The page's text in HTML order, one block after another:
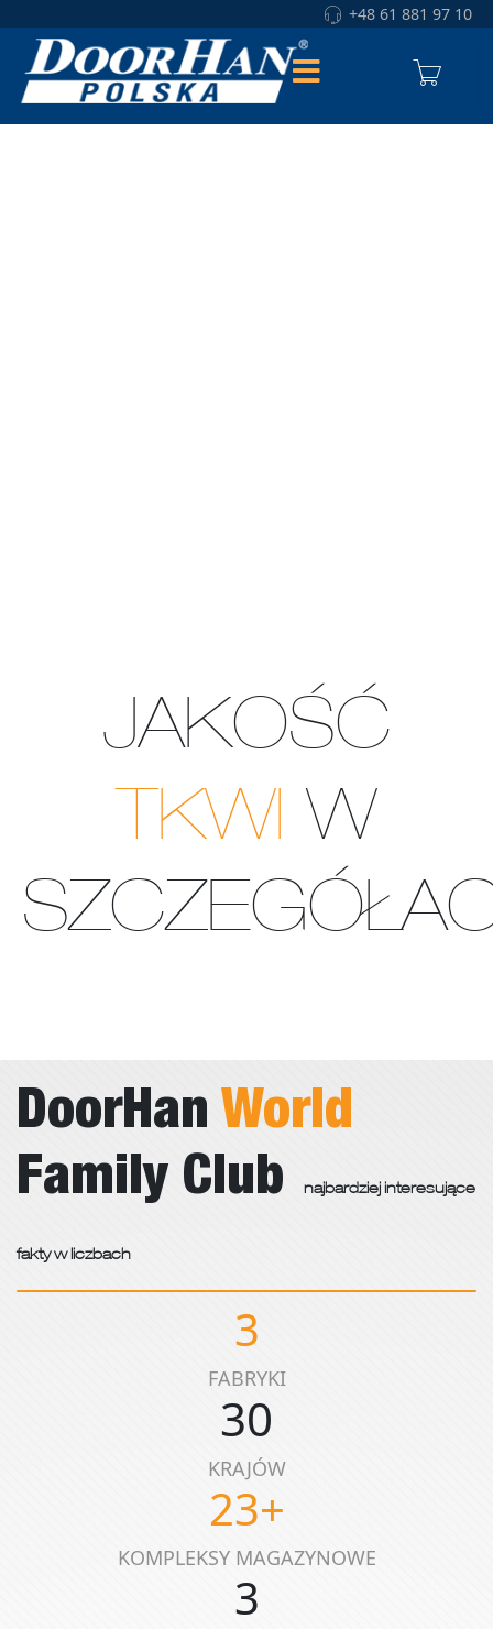
+48 61 881 97 10
PRODUCENT BRAM
JAKOŚĆ
TKWI W
DoorHan World
Family Club
najbardziej interesujące
fakty w liczbach
3
FABRYKI
30
KRAJÓW
23+
KOMPLEKSY MAGAZYNOWE
3